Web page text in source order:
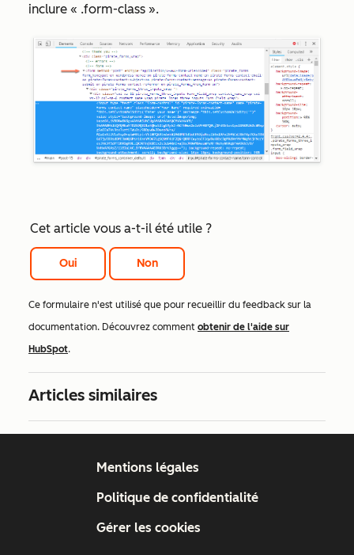
inclure « .form-class ».
Cet article vous a-t-il été utile ?
Oui Non
Ce formulaire n'est utilisé que pour recueillir du feedback sur la
documentation. Découvrez comment obtenir de l'aide sur
HubSpot.
Articles similaires
Mentions légales
Politique de confidentialité
Gérer les cookies